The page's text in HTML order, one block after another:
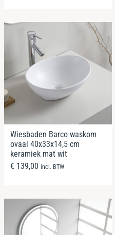
Wiesbaden Barco waskom
ovaal 40x33x14,5 cm
keramiek mat wit
€ 139,00 incl. BTW